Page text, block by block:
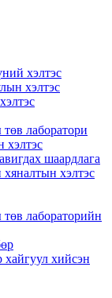
хэлтэс
хэлтэс
лаборатори
хэлтэс
шаардлага
хэлтэс
лабораторийн
хийсэн